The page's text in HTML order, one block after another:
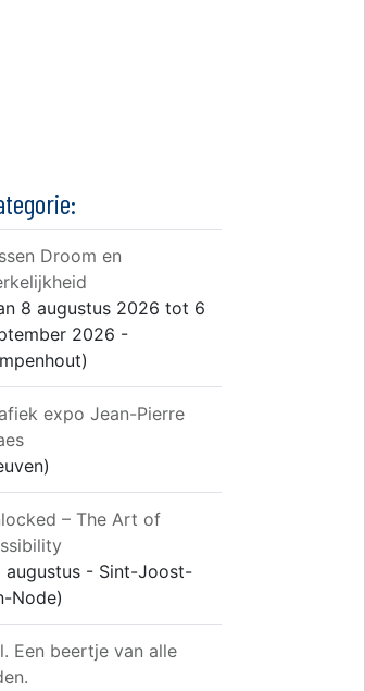
Droom en
8 augustus 2026 tot 6
2026 -
expo Jean-Pierre
– The Art of
augustus - Sint-Joost-
Node)
Een beertje van alle